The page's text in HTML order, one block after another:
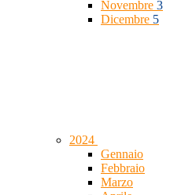
Novembre 3
Dicembre 5
2024
Gennaio
Febbraio
Marzo